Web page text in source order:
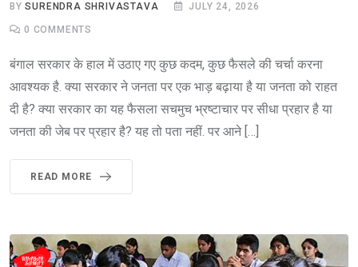
BYSURENDRA SHRIVASTAVA JULY 24, 2026
0 COMMENTS
बंगाल सरकार के हाल में उठाए गए कुछ कदम, कुछ फैसले की चर्चा करना
आवश्यक है. क्या सरकार ने जनता पर एक भाड़ बढ़ाया है या जनता को राहत
दी है? क्या सरकार का यह फैसला सचमुच भ्रष्टाचार पर सीधा प्रहार है या
जनता की जेब पर प्रहार है? यह तो पता नहीं. पर आने […]
READ MORE